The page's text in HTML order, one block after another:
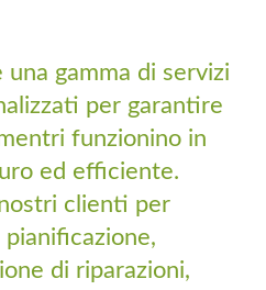
gamma di servizi
per garantire
funzionino in
ed efficiente.
clienti per
di riparazioni,